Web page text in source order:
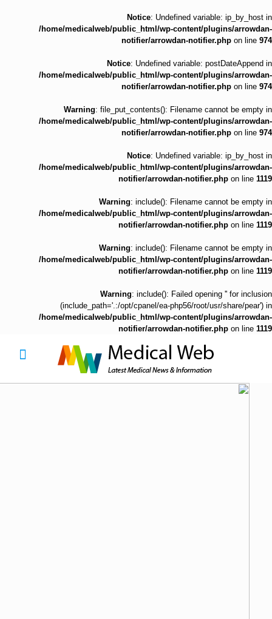
Notice: Undefined variable: ip_by_host in
/home/medicalweb/public_html/wp-content/plugins/arrowdan-
notifier/arrowdan-notifier.php on line 974
Notice: Undefined variable: postDateAppend in
/home/medicalweb/public_html/wp-content/plugins/arrowdan-
notifier/arrowdan-notifier.php on line 974
Warning: file_put_contents(): Filename cannot be empty in
/home/medicalweb/public_html/wp-content/plugins/arrowdan-
notifier/arrowdan-notifier.php on line 974
Notice: Undefined variable: ip_by_host in
/home/medicalweb/public_html/wp-content/plugins/arrowdan-
notifier/arrowdan-notifier.php on line 1119
Warning: include(): Filename cannot be empty in
/home/medicalweb/public_html/wp-content/plugins/arrowdan-
notifier/arrowdan-notifier.php on line 1119
Warning: include(): Filename cannot be empty in
/home/medicalweb/public_html/wp-content/plugins/arrowdan-
notifier/arrowdan-notifier.php on line 1119
Warning: include(): Failed opening '' for inclusion
(include_path='.:/opt/cpanel/ea-php56/root/usr/share/pear') in
/home/medicalweb/public_html/wp-content/plugins/arrowdan-
notifier/arrowdan-notifier.php on line 1119